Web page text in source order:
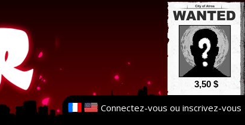
3,50 $
Connectez-vous ou inscrivez-vous